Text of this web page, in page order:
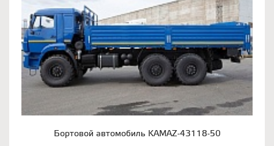
Бортовой автомобиль KAMAZ-43118-50